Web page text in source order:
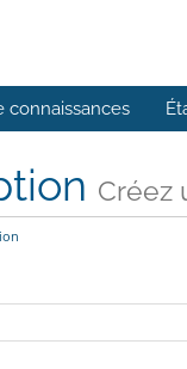
connaissances
Créez